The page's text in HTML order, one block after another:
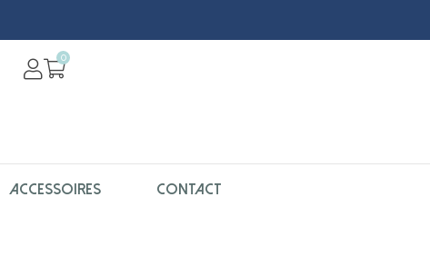
0
ACCESSOIRES CONTACT